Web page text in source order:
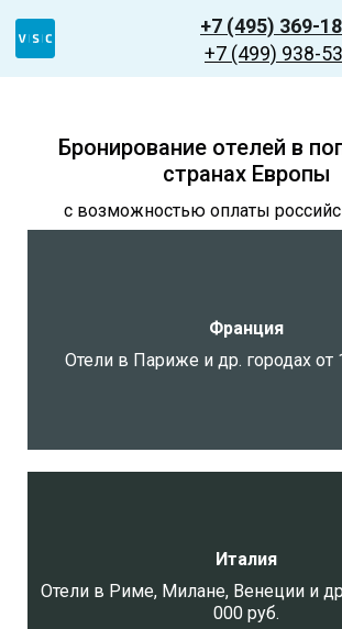
+7 (495) 369-
+7 (499) 938-
Бронирование отелей в
странах Европы
с возможностью оплаты
Франция
Отели в Париже и др. городах от
Италия
Отели в Риме, Милане, Венеции и
000 руб.